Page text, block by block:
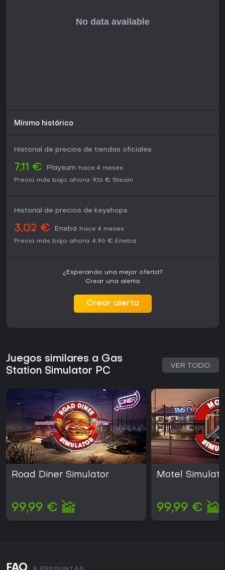
Mínimo histórico
Historial de precios de tiendas oficiales
7,11 € Playsum
hace 4 meses
Precio más bajo ahora: 9,16 € Steam
Historial de precios de keyshops
3,02 € Eneba
hace 4 meses
Precio más bajo ahora: 4,96 € Eneba
¿Esperando una mejor oferta?
Crear una alerta.
Crear alerta
Juegos similares a Gas
Station Simulator PC
VER TODO
Road Diner Simulator
99,99 €
Motel
99,99 €